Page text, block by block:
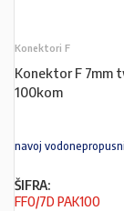
Konektori F
Konektor F 7mm
100kom
navoj vodonepropusni
ŠIFRA:
FF0/7D PAK100